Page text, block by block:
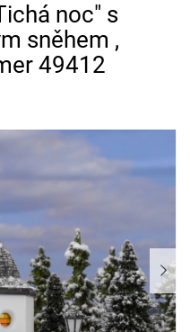
noc" s
sněhem ,
49412